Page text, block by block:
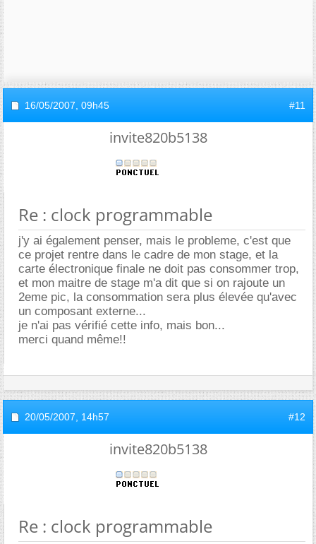
16/05/2007, 09h45 #11
invite820b5138
Re : clock programmable
j'y ai également penser, mais le probleme, c'est que
ce projet rentre dans le cadre de mon stage, et la
carte électronique finale ne doit pas consommer trop,
et mon maitre de stage m'a dit que si on rajoute un
2eme pic, la consommation sera plus élevée qu'avec
un composant externe...
je n'ai pas vérifié cette info, mais bon...
merci quand même!!
20/05/2007, 14h57 #12
invite820b5138
Re : clock programmable